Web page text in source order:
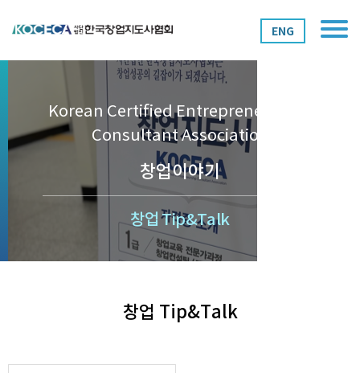
ENG
Korean Certified Entrepreneurship
Consultant Association
창업이야기
창업 Tip&Talk
창업 Tip&Talk